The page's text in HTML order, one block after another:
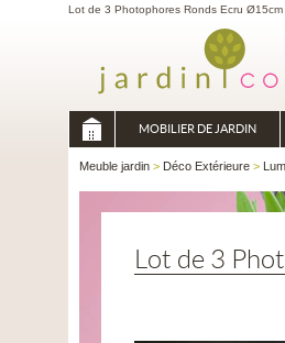
Lot de 3 Photophores Ronds Ecru
MOBILIER DE JARDIN
Meuble jardin > Déco Extérieure >
Lot de 3